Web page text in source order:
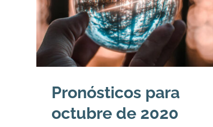
Pronósticos para
octubre de 2020